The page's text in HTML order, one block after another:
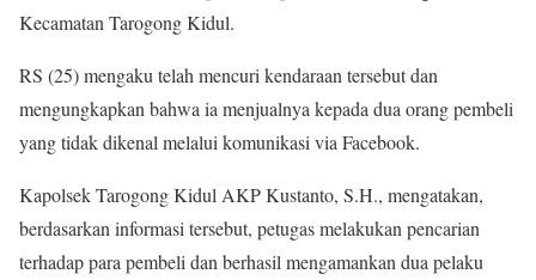
Kecamatan Tarogong Kidul.
RS (25) mengaku telah mencuri kendaraan tersebut dan
mengungkapkan bahwa ia menjualnya kepada dua orang pembeli
yang tidak dikenal melalui komunikasi via Facebook.
Kapolsek Tarogong Kidul AKP Kustanto, S.H., mengatakan,
berdasarkan informasi tersebut, petugas melakukan pencarian
terhadap para pembeli dan berhasil mengamankan dua pelaku